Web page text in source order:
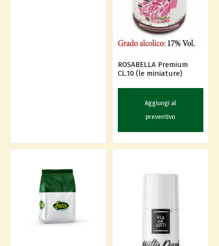
ROSABELLA Premium
CL.10 (le miniature)
Aggiungi al
preventivo